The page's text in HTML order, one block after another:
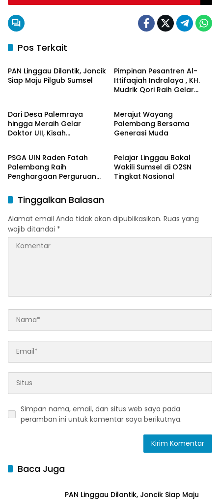
Pos Terkait
Berita Daerah
PAN Linggau Dilantik, Joncik
Siap Maju Pilgub Sumsel
Pimpinan Pesantren Al-
Ittifaqiah Indralaya , KH.
Mudrik Qori Raih Gelar
Nagham Al-Qur’an di UMM
Dari Desa Palemraya
hingga Meraih Gelar
Doktor UII, Kisah
Menjadi Driver Taksi Online
Berita Daerah
Merajut Wayang
Palembang Bersama
Generasi Muda
Berita Daerah
PSGA UIN Raden Fatah
Palembang Raih
Penghargaan Perguruan
Peringkat Pratama
Berita Daerah
Pelajar Linggau Bakal
Wakili Sumsel di O2SN
Tingkat Nasional
Tinggalkan Balasan
Alamat email Anda tidak akan dipublikasikan. Ruas yang
wajib ditandai *
Simpan nama, email, dan situs web saya pada
peramban ini untuk komentar saya berikutnya.
Baca Juga
PAN Linggau Dilantik, Joncik Siap Maju